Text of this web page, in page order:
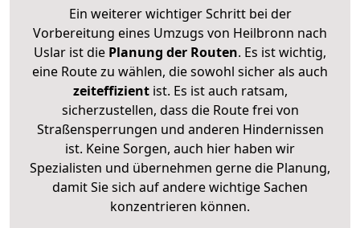
Ein weiterer wichtiger Schritt bei der
Vorbereitung eines Umzugs von Heilbronn nach
Uslar ist die Planung der Routen. Es ist wichtig,
eine Route zu wählen, die sowohl sicher als auch
zeiteffizientist. Es ist auch ratsam,
sicherzustellen, dass die Route frei von
Straßensperrungen und anderen Hindernissen
ist. Keine Sorgen, auch hier haben wir
Spezialisten und übernehmen gerne die Planung,
damit Sie sich auf andere wichtige Sachen
konzentrieren können.